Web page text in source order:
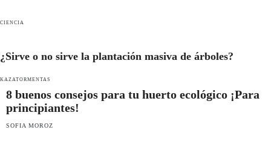
CIENCIA
¿Sirve o no sirve la plantación masiva de árboles?
KAZATORMENTAS
8 buenos consejos para tu huerto ecológico ¡Para
principiantes!
SOFIA MOROZ